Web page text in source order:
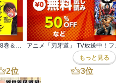
アニメ「刃牙道」 TV放送中！フ
もっと見る
2位 3位